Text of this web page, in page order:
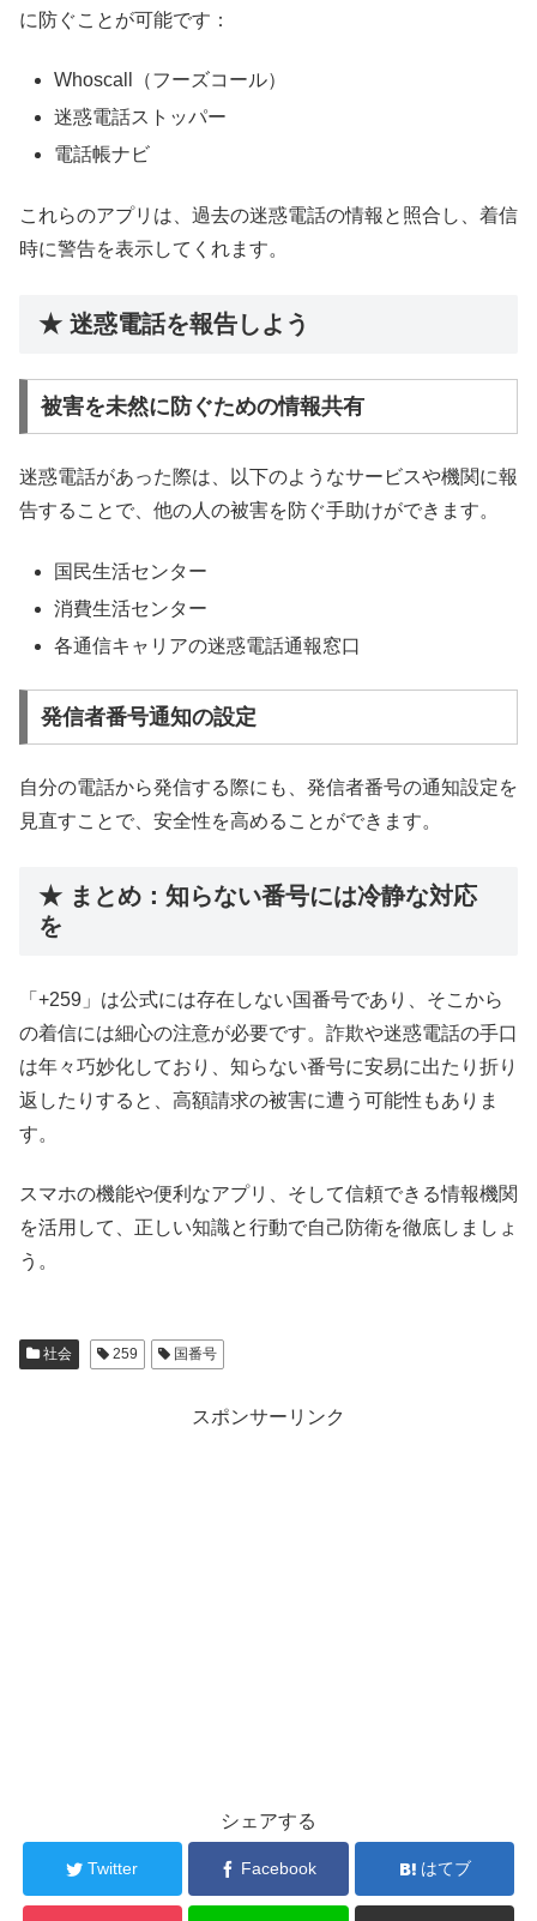
に防ぐことが可能です：
Whoscall（フーズコール）
迷惑電話ストッパー
電話帳ナビ
これらのアプリは、過去の迷惑電話の情報と照合し、着信
時に警告を表示してくれます。
★ 迷惑電話を報告しよう
被害を未然に防ぐための情報共有
迷惑電話があった際は、以下のようなサービスや機関に報
告することで、他の人の被害を防ぐ手助けができます。
国民生活センター
消費生活センター
各通信キャリアの迷惑電話通報窓口
発信者番号通知の設定
自分の電話から発信する際にも、発信者番号の通知設定を
見直すことで、安全性を高めることができます。
★ まとめ：知らない番号には冷静な対応
を
「+259」は公式には存在しない国番号であり、そこから
の着信には細心の注意が必要です。詐欺や迷惑電話の手口
は年々巧妙化しており、知らない番号に安易に出たり折り
返したりすると、高額請求の被害に遭う可能性もありま
す。
スマホの機能や便利なアプリ、そして信頼できる情報機関
を活用して、正しい知識と行動で自己防衛を徹底しましょ
う。
社会 259 国番号
スポンサーリンク
シェアする
Twitter Facebook はてブ